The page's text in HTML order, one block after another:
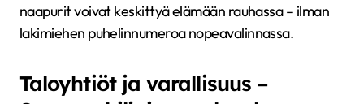
naapurit voivat keskittyä elämään rauhassa – ilman
lakimiehen puhelinnumeroa nopeavalinnassa.
Taloyhtiöt ja varallisuus –